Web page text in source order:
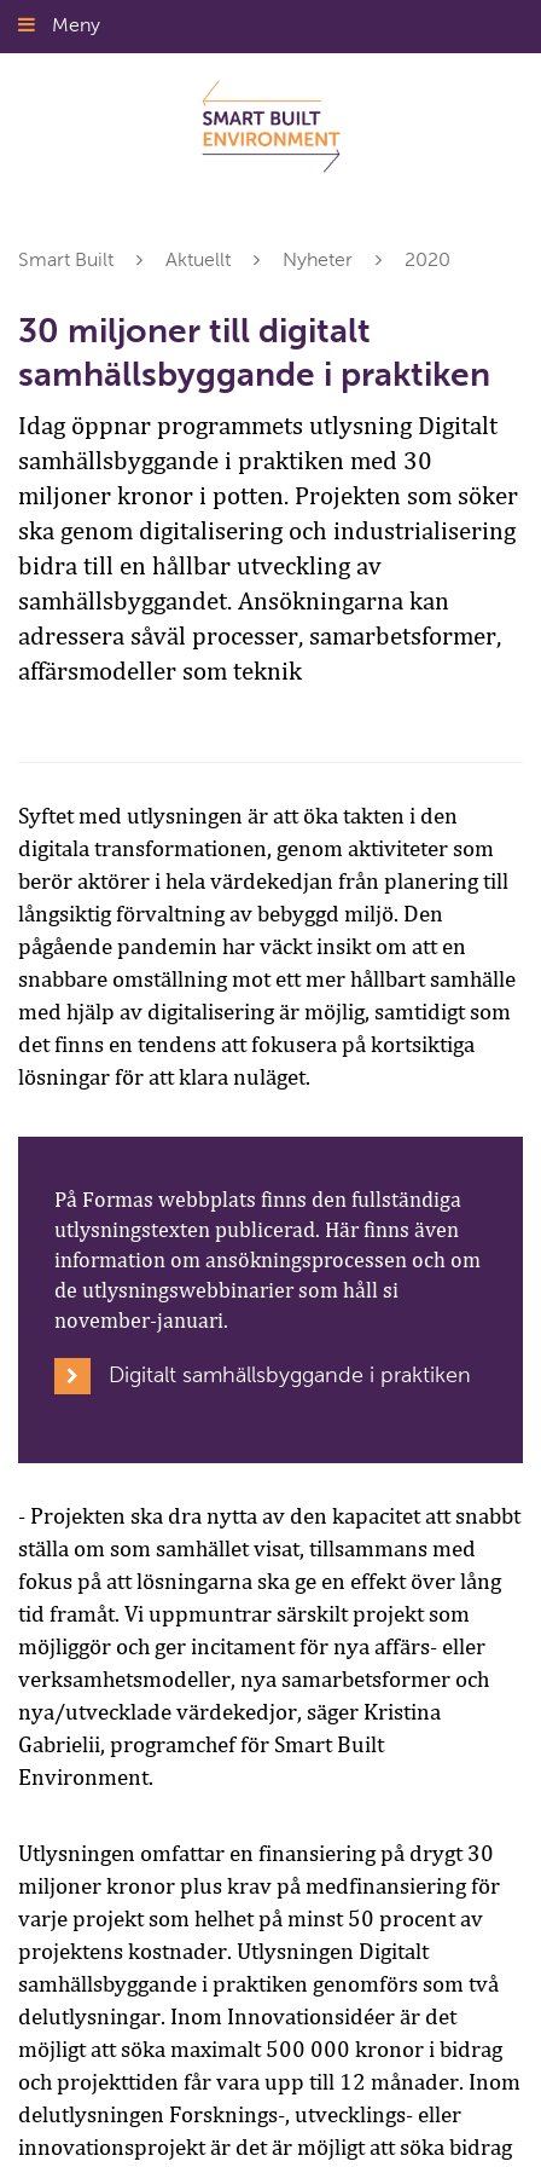
Gå
till
Meny
Smart Built Aktuellt Nyheter 2020
30 miljoner till digitalt
samhällsbyggande i praktiken
Idag öppnar programmets utlysning Digitalt
samhällsbyggande i praktiken med 30
miljoner kronor i potten. Projekten som söker
ska genom digitalisering och industrialisering
bidra till en hållbar utveckling av
samhällsbyggandet. Ansökningarna kan
adressera såväl processer, samarbetsformer,
affärsmodeller som teknik
Syftet med utlysningen är att öka takten i den
digitala transformationen, genom aktiviteter som
berör aktörer i hela värdekedjan från planering till
långsiktig förvaltning av bebyggd miljö. Den
pågående pandemin har väckt insikt om att en
snabbare omställning mot ett mer hållbart samhälle
med hjälp av digitalisering är möjlig, samtidigt som
det finns en tendens att fokusera på kortsiktiga
lösningar för att klara nuläget.
På Formas webbplats finns den fullständiga
utlysningstexten publicerad. Här finns även
information om ansökningsprocessen och om
de utlysningswebbinarier som håll si
november-januari.
Digitalt samhällsbyggande i praktiken
- Projekten ska dra nytta av den kapacitet att snabbt
ställa om som samhället visat, tillsammans med
fokus på att lösningarna ska ge en effekt över lång
tid framåt. Vi uppmuntrar särskilt projekt som
möjliggör och ger incitament för nya affärs- eller
verksamhetsmodeller, nya samarbetsformer och
nya/utvecklade värdekedjor, säger Kristina
Gabrielii, programchef för Smart Built
Environment.
Utlysningen omfattar en finansiering på drygt 30
miljoner kronor plus krav på medfinansiering för
varje projekt som helhet på minst 50 procent av
projektens kostnader. Utlysningen Digitalt
samhällsbyggande i praktiken genomförs som två
delutlysningar. Inom Innovationsidéer är det
möjligt att söka maximalt 500 000 kronor i bidrag
och projekttiden får vara upp till 12 månader. Inom
delutlysningen Forsknings-, utvecklings- eller
innovationsprojekt är det är möjligt att söka bidrag